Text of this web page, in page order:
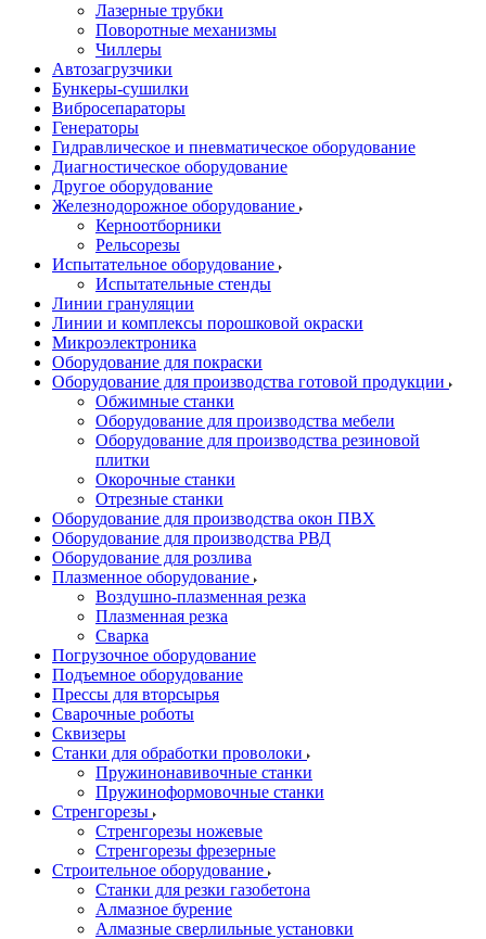
Лазерные трубки
Поворотные механизмы
Чиллеры
Автозагрузчики
Бункеры-сушилки
Вибросепараторы
Генераторы
Гидравлическое и пневматическое оборудование
Диагностическое оборудование
Другое оборудование
Железнодорожное оборудование
Керноотборники
Рельсорезы
Испытательное оборудование
Испытательные стенды
Линии грануляции
Линии и комплексы порошковой окраски
Микроэлектроника
Оборудование для покраски
Оборудование для производства готовой продукции
Обжимные станки
Оборудование для производства мебели
Оборудование для производства резиновой
плитки
Окорочные станки
Отрезные станки
Оборудование для производства окон ПВХ
Оборудование для производства РВД
Оборудование для розлива
Плазменное оборудование
Воздушно-плазменная резка
Плазменная резка
Сварка
Погрузочное оборудование
Подъемное оборудование
Прессы для вторсырья
Сварочные роботы
Сквизеры
Станки для обработки проволоки
Пружинонавивочные станки
Пружиноформовочные станки
Стренгорезы
Стренгорезы ножевые
Стренгорезы фрезерные
Строительное оборудование
Станки для резки газобетона
Алмазное бурение
Алмазные сверлильные установки